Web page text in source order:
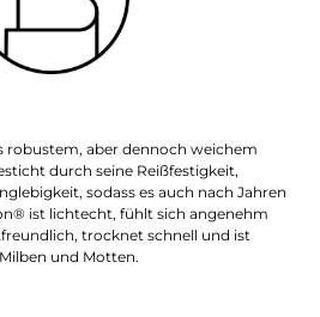
robustem, aber dennoch weichem
durch seine Reißfestigkeit,
sodass es auch nach Jahren
ist lichtecht, fühlt sich angenehm
trocknet schnell und ist
und Motten.